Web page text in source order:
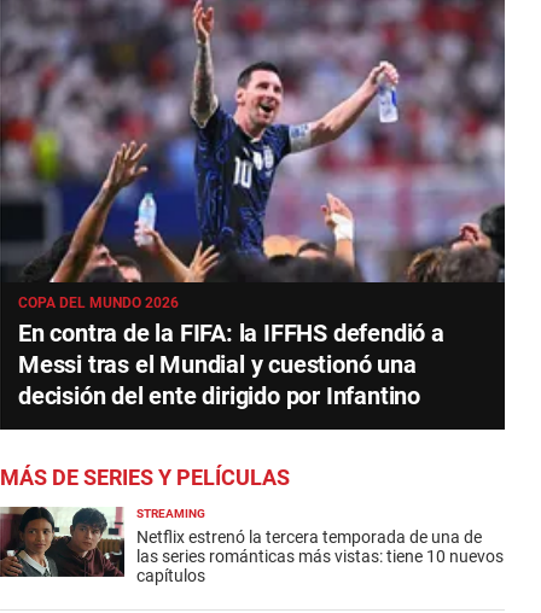
COPA DEL MUNDO 2026
En contra de la FIFA: la IFFHS defendió a
Messi tras el Mundial y cuestionó una
decisión del ente dirigido por Infantino
MÁS DE SERIES Y PELÍCULAS
STREAMING
Netflix estrenó la tercera temporada de una de
las series románticas más vistas: tiene 10 nuevos
capítulos